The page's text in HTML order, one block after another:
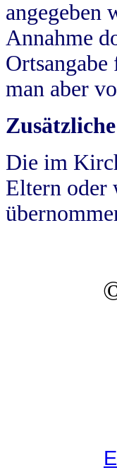
angegeben
Annahme
man aber
Die im
Eltern oder